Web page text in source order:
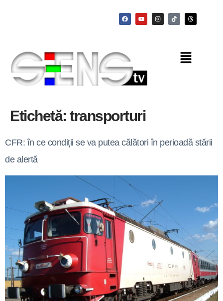
Etichetă: transporturi
CFR: în ce condiții se va putea călători în perioadă stării
de alertă